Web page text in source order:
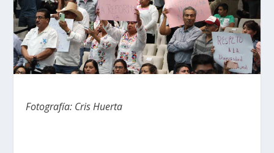
Fotografía: Cris Huerta